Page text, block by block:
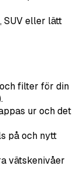
SUV eller lätt
filter för din
ur och det
på och nytt
vätskenivåer